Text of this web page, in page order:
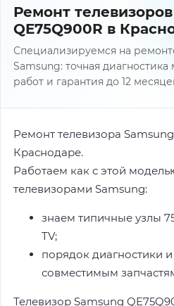
Ремонт
QE75Q900R в
Специализируемся на
Samsung: точная
работ и гарантия до 12
Ремонт телевизора
Краснодаре.
Работаем как с этой
телевизорами Samsung:
знаем типичные узлы
TV;
порядок диагностики
совместимым
Телевизор Samsung